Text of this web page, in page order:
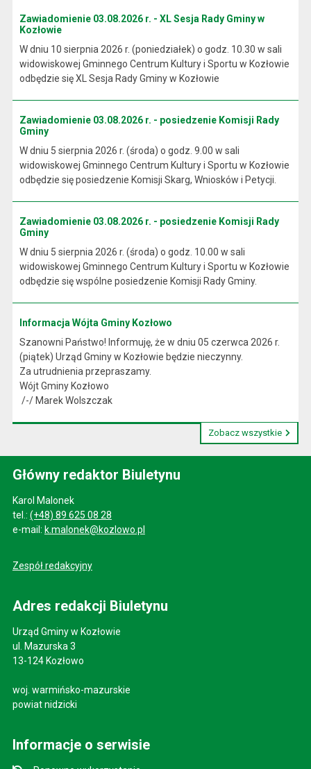
Zawiadomienie 03.08.2026 r. - XL Sesja Rady Gminy w
Kozłowie
W dniu 10 sierpnia 2026 r. (poniedziałek) o godz. 10.30 w sali
widowiskowej Gminnego Centrum Kultury i Sportu w Kozłowie
odbędzie się XL Sesja Rady Gminy w Kozłowie
Zawiadomienie 03.08.2026 r. - posiedzenie Komisji Rady
Gminy
W dniu 5 sierpnia 2026 r. (środa) o godz. 9.00 w sali
widowiskowej Gminnego Centrum Kultury i Sportu w Kozłowie
odbędzie się posiedzenie Komisji Skarg, Wniosków i Petycji.
Zawiadomienie 03.08.2026 r. - posiedzenie Komisji Rady
Gminy
W dniu 5 sierpnia 2026 r. (środa) o godz. 10.00 w sali
widowiskowej Gminnego Centrum Kultury i Sportu w Kozłowie
odbędzie się wspólne posiedzenie Komisji Rady Gminy.
Informacja Wójta Gminy Kozłowo
Szanowni Państwo! Informuję, że w dniu 05 czerwca 2026 r.
(piątek) Urząd Gminy w Kozłowie będzie nieczynny.
Za utrudnienia przepraszamy.
Wójt Gminy Kozłowo
/-/ Marek Wolszczak
Zobacz wszystkie
Główny redaktor Biuletynu
Karol Malonek
tel.: (+48) 89 625 08 28
e-mail: k.malonek@kozlowo.pl
Zespół redakcyjny
Adres redakcji Biuletynu
Urząd Gminy w Kozłowie
ul. Mazurska 3
13-124 Kozłowo
woj. warmińsko-mazurskie
powiat nidzicki
Informacje o serwisie